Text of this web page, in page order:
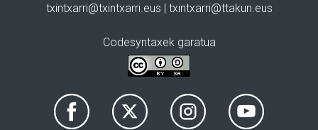
txintxarri@txintxarri.eus | txintxarri@ttakun.eus
Codesyntaxek garatua